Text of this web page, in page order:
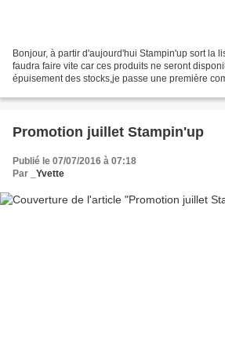
Bonjour, à partir d'aujourd'hui Stampin'up sort la
faudra faire vite car ces produits ne seront
épuisement des stocks,je passe une première
Promotion juillet Stampin'up
Publié le 07/07/2016 à 07:18
Par
_Yvette